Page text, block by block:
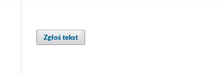
Zgłoś tekst